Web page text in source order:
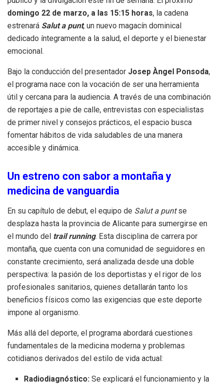
domingo 22 de marzo, a las 15:15 horas, la cadena
estrenará Salut a punt, un nuevo magacín dominical
dedicado íntegramente a la salud, el deporte y el bienestar
emocional.
Bajo la conducción del presentador Josep Àngel Ponsoda,
el programa nace con la vocación de ser una herramienta
útil y cercana para la audiencia. A través de una combinación
de reportajes a pie de calle, entrevistas con especialistas
de primer nivel y consejos prácticos, el espacio busca
fomentar hábitos de vida saludables de una manera
accesible y dinámica.
Un estreno con sabor a montaña y
medicina de vanguardia
En su capítulo de debut, el equipo de Salut a puntse
desplaza hasta la provincia de Alicante para sumergirse en
el mundo del trail running. Esta disciplina de carrera por
montaña, que cuenta con una comunidad de seguidores en
constante crecimiento, será analizada desde una doble
perspectiva: la pasión de los deportistas y el rigor de los
profesionales sanitarios, quienes detallarán tanto los
beneficios físicos como las exigencias que este deporte
impone al organismo.
Más allá del deporte, el programa abordará cuestiones
fundamentales de la medicina moderna y problemas
cotidianos derivados del estilo de vida actual:
Radiodiagnóstico: Se explicará el funcionamiento y la